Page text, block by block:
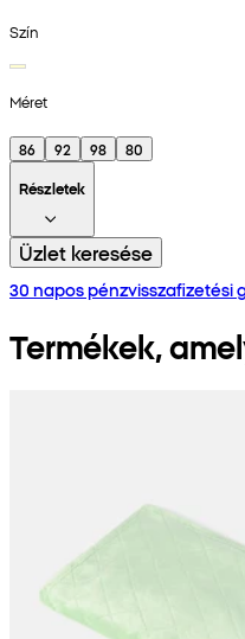
Szín
Méret
86 92 98
80
Részletek
Üzlet keresése
30 napos pénzvisszafizetési
Termékek,